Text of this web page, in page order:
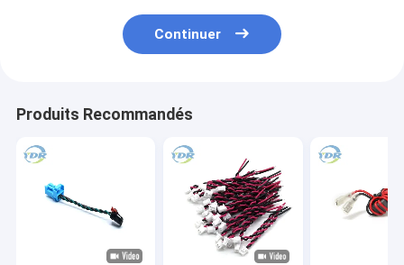
Continuer
Produits Recommandés